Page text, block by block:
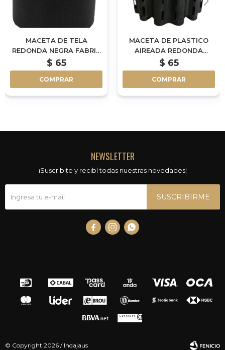
MACETA DE TELA
REDONDA NEGRA FABRIC
POT - 1GAL - 4L
$ 65
COMPRAR
MACETA DE PLASTICO
AIREADA REDONDA
NEGRA - 1.3L
$ 65
COMPRAR
NEWSLETTER
¡Suscribite y recibí todas nuestras novedades!
SUSCRIBIRME
  
© Copyright 2026 / Indajaus